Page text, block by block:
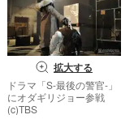
拡大する
ドラマ「S-最後の警官-」
にオダギリジョー参戦
(c)TBS